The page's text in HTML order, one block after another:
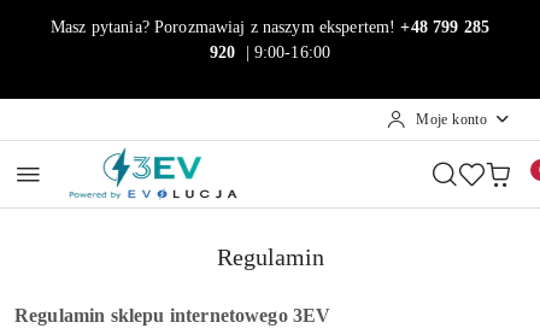
Przejdź do treści głównej
Przejdź do wyszukiwarki
Przejdź do moje konto
Przejdź do menu głównego
Przejdź do stopki
Masz pytania? Porozmawiaj z naszym ekspertem!+48 799 285
920
| 9:00-16:00
Moje konto
Regulamin
Regulamin sklepu internetowego 3EV